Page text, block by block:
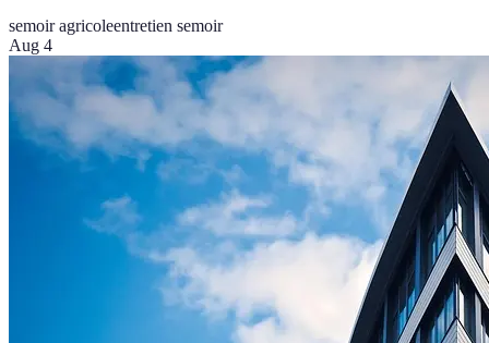
semoir agricoleentretien semoir
Aug 4